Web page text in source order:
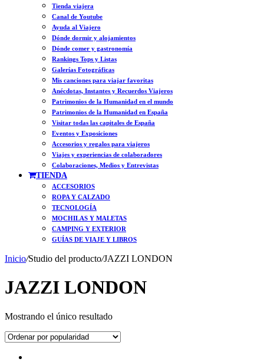
Tienda viajera
Canal de Youtube
Ayuda al Viajero
Dónde dormir y alojamientos
Dónde comer y gastronomía
Rankings Tops y Listas
Galerías Fotográficas
Mis canciones para viajar favoritas
Anécdotas, Instantes y Recuerdos Viajeros
Patrimonios de la Humanidad en el mundo
Patrimonios de la Humanidad en España
Visitar todas las capitales de España
Eventos y Exposiciones
Accesorios y regalos para viajeros
Viajes y experiencias de colaboradores
Colaboraciones, Medios y Entrevistas
TIENDA
ACCESORIOS
ROPA Y CALZADO
TECNOLOGÍA
MOCHILAS Y MALETAS
CAMPING Y EXTERIOR
GUÍAS DE VIAJE Y LIBROS
Inicio/Studio del producto/JAZZI LONDON
JAZZI LONDON
Mostrando el único resultado